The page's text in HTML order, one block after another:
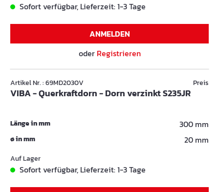
Sofort verfügbar, Lieferzeit: 1-3 Tage
ANMELDEN
oder Registrieren
Artikel Nr. : 69MD2030V
VIBA - Querkraftdorn - Dorn verzinkt S235JR
Preis
Länge in mm 300 mm
ø in mm 20 mm
Auf Lager
Sofort verfügbar, Lieferzeit: 1-3 Tage